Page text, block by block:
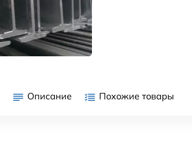
Описание Похожие товары